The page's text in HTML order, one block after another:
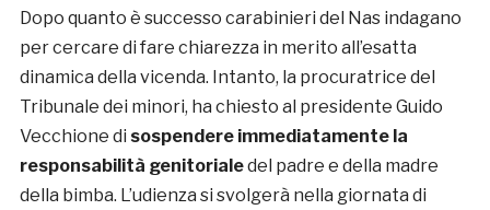
Dopo quanto è successo carabinieri del Nas indagano
per cercare di fare chiarezza in merito all’esatta
dinamica della vicenda. Intanto, la procuratrice del
Tribunale dei minori, ha chiesto al presidente Guido
Vecchione di sospendere immediatamente la
responsabilità genitorialedel padre e della madre
della bimba. L’udienza si svolgerà nella giornata di